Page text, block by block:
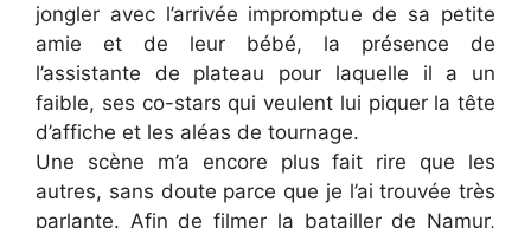
jongler avec l’arrivée impromptue de sa petite
amie et de leur bébé, la présence de
l’assistante de plateau pour laquelle il a un
faible, ses co-stars qui veulent lui piquer la tête
d’affiche et les aléas de tournage.
Une scène m’a encore plus fait rire que les
autres, sans doute parce que je l’ai trouvée très
parlante. Afin de filmer la batailler de Namur,